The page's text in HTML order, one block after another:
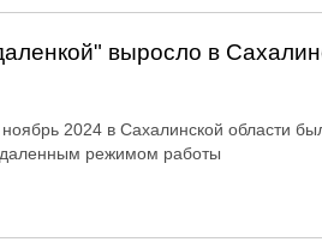
выросло в
2024 в Сахалинской области
режимом работы